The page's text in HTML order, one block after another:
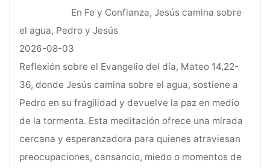
En Fe y Confianza, Jesús camina sobre
el agua, Pedro y Jesús
2026-08-03
Reflexión sobre el Evangelio del día, Mateo 14,22-
36, donde Jesús camina sobre el agua, sostiene a
Pedro en su fragilidad y devuelve la paz en medio
de la tormenta. Esta meditación ofrece una mirada
cercana y esperanzadora para quienes atraviesan
preocupaciones, cansancio, miedo o momentos de